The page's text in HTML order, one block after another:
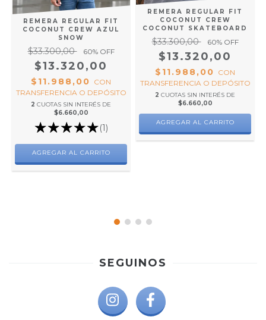
REMERA REGULAR FIT
COCONUT CREW AZUL
SNOW
$33.300,00 60% OFF
$13.320,00
$11.988,00 CON
TRANSFERENCIA O DEPÓSITO
2 CUOTAS SIN INTERÉS DE
$6.660,00
(1)
AGREGAR AL CARRITO
REMERA REGULAR FIT
COCONUT CREW
COCONUT SKATEBOARD
$33.300,00 60% OFF
$13.320,00
$11.988,00 CON
TRANSFERENCIA O DEPÓSITO
2 CUOTAS SIN INTERÉS DE
$6.660,00
AGREGAR AL CARRITO
SEGUINOS